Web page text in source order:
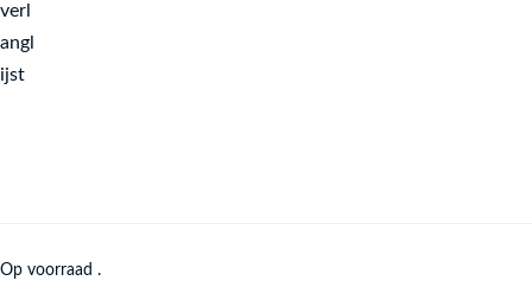
verl
angl
ijst
Op voorraad .